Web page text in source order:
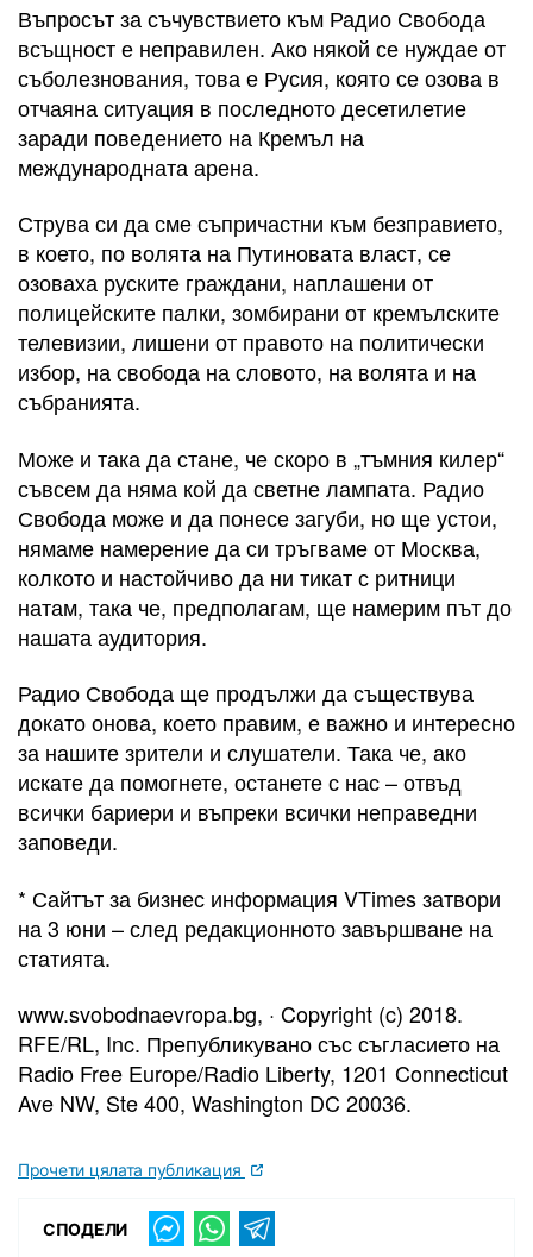
Въпросът за съчувствието към Радио Свобода
всъщност е неправилен. Ако някой се нуждае от
съболезнования, това е Русия, която се озова в
отчаяна ситуация в последното десетилетие
заради поведението на Кремъл на
международната арена.
Струва си да сме съпричастни към безправието,
в което, по волята на Путиновата власт, се
озоваха руските граждани, наплашени от
полицейските палки, зомбирани от кремълските
телевизии, лишени от правото на политически
избор, на свобода на словото, на волята и на
събранията.
Може и така да стане, че скоро в „тъмния килер“
съвсем да няма кой да светне лампата. Радио
Свобода може и да понесе загуби, но ще устои,
нямаме намерение да си тръгваме от Москва,
колкото и настойчиво да ни тикат с ритници
натам, така че, предполагам, ще намерим път до
нашата аудитория.
Радио Свобода ще продължи да съществува
докато онова, което правим, е важно и интересно
за нашите зрители и слушатели. Така че, ако
искате да помогнете, останете с нас – отвъд
всички бариери и въпреки всички неправедни
заповеди.
* Сайтът за бизнес информация VTimes затвори
на 3 юни – след редакционното завършване на
статията.
www.svobodnaevropa.bg, · Copyright (c) 2018.
RFE/RL, Inc. Препубликувано със съгласието на
Radio Free Europe/Radio Liberty, 1201 Connecticut
Ave NW, Ste 400, Washington DC 20036.
Прочети цялата публикация
СПОДЕЛИ